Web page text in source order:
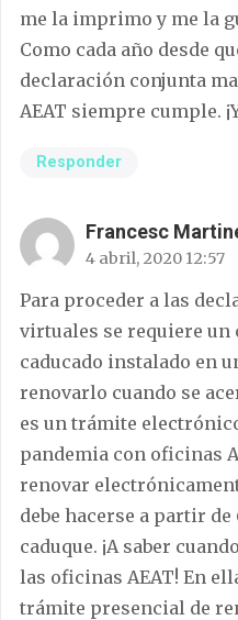
me la imprimo y me la
Como cada año desde
declaración conjunta
AEAT siempre cumple.
Responder
Francesc
4 abril, 2020 12:57
Para proceder a las
virtuales se requiere
caducado instalado en
renovarlo cuando se
es un trámite
pandemia con oficinas
renovar
debe hacerse a partir de
caduque. ¡A saber
las oficinas AEAT! En
trámite presencial de